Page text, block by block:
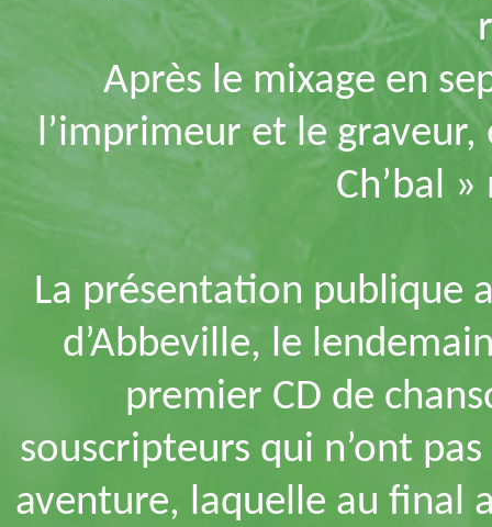
Après le mixage en
l’imprimeur et le
Ch’bal
La présentation publique
d’Abbeville, le
premier CD de
souscripteurs qui n’ont
aventure, laquelle au final